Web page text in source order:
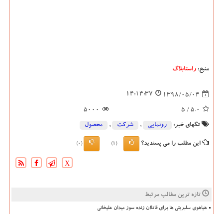
منبع: راستابلاگ
1398/05/04
14:14:37
5.0
/ 5
5000
تگهای خبر: رونمایی , شركت , محصول
این مطلب را می پسندید؟ (1)
(0)
X
تازه ترین مطالب مرتبط
هیاهوی سلبریتی ها برای قاتلان زنده سوز میدان علیخانی